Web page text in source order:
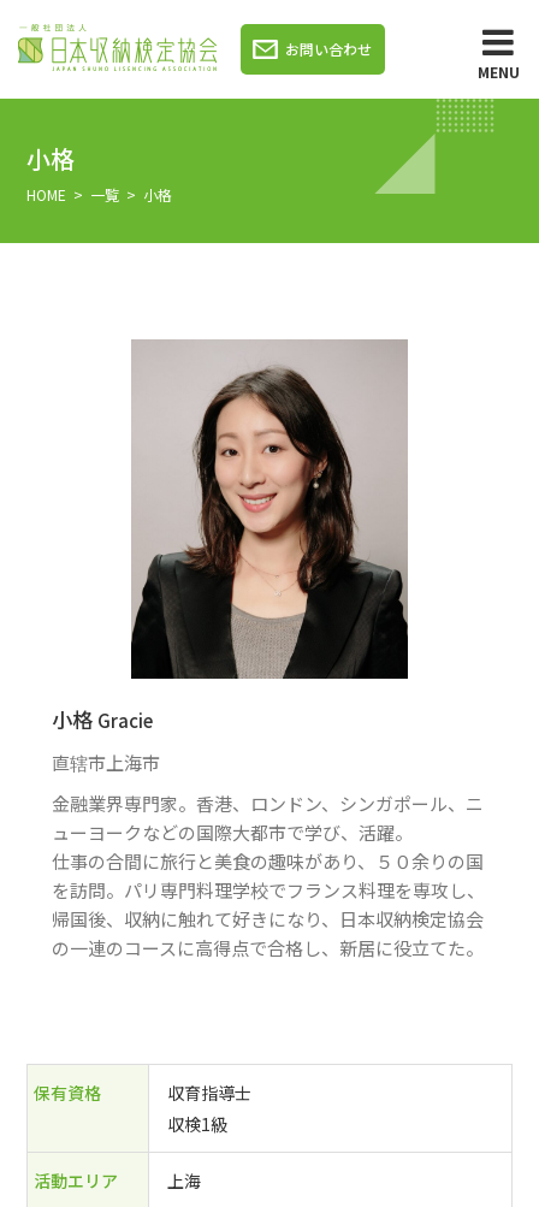
お問い合わせ
MENU
小格
HOME > 一覧 > 小格
小格 Gracie
直辖市上海市
金融業界専門家。香港、ロンドン、シンガポール、ニ
ューヨークなどの国際大都市で学び、活躍。
仕事の合間に旅行と美食の趣味があり、５０余りの国
を訪問。パリ専門料理学校でフランス料理を専攻し、
帰国後、収納に触れて好きになり、日本収納検定協会
の一連のコースに高得点で合格し、新居に役立てた。
保有資格
収育指導士
収検1級
活動エリア 上海